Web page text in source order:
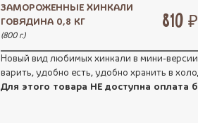
ЗАМОРОЖЕННЫЕ ХИНКАЛИ
ГОВЯДИНА 0,8 КГ
(800 г.)
810 ₽
Новый вид любимых хинкали в мини-
варить, удобно есть, удобно хранить в
Для этого товара НЕ доступна оплата